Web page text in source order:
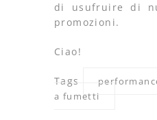
di usufruire di
promozioni.
Ciao!
Tags
a fumetti